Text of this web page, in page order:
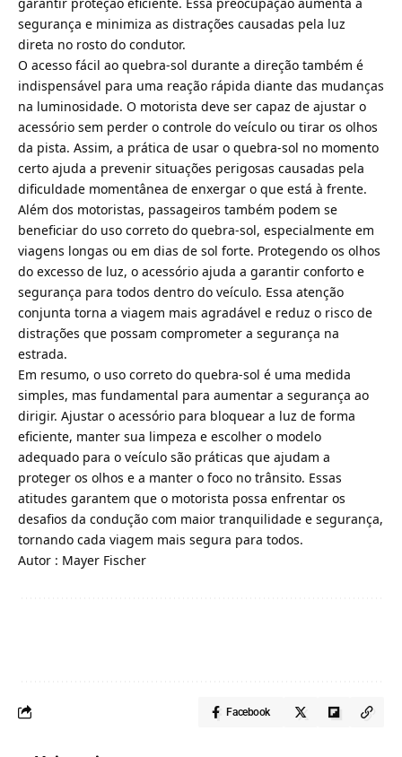
segurança e minimiza as distrações causadas pela luz
direta no rosto do condutor.
O acesso fácil ao quebra-sol durante a direção também é
indispensável para uma reação rápida diante das mudanças
na luminosidade. O motorista deve ser capaz de ajustar o
acessório sem perder o controle do veículo ou tirar os olhos
da pista. Assim, a prática de usar o quebra-sol no momento
certo ajuda a prevenir situações perigosas causadas pela
dificuldade momentânea de enxergar o que está à frente.
Além dos motoristas, passageiros também podem se
beneficiar do uso correto do quebra-sol, especialmente em
viagens longas ou em dias de sol forte. Protegendo os olhos
do excesso de luz, o acessório ajuda a garantir conforto e
segurança para todos dentro do veículo. Essa atenção
conjunta torna a viagem mais agradável e reduz o risco de
distrações que possam comprometer a segurança na
estrada.
Em resumo, o uso correto do quebra-sol é uma medida
simples, mas fundamental para aumentar a segurança ao
dirigir. Ajustar o acessório para bloquear a luz de forma
eficiente, manter sua limpeza e escolher o modelo
adequado para o veículo são práticas que ajudam a
proteger os olhos e a manter o foco no trânsito. Essas
atitudes garantem que o motorista possa enfrentar os
desafios da condução com maior tranquilidade e segurança,
tornando cada viagem mais segura para todos.
Autor : Mayer Fischer
Facebook